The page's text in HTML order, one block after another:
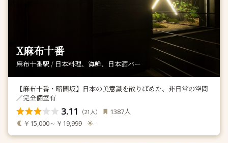
X麻布十番
麻布十番駅 / 日本料理、海鮮、日本酒バー
【麻布十番・暗闇坂】日本の美意識を散りばめた、非日常の空間
／完全個室有
3.11 （21 人） 1387人
￥15,000～￥19,999 -